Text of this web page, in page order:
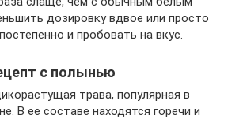
дозировку вдвое или просто
и пробовать на вкус.
с полынью
трава, популярная в
В ее составе находятся горечи и